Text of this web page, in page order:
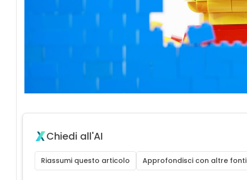
Chiedi all'AI
Riassumi questo articolo Approfondisci con altre fonti